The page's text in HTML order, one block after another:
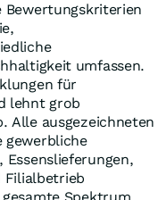
Bewertungskriterien
umfassen.
für
lehnt grob
Alle ausgezeichneten
gewerbliche
Essenslieferungen,
Filialbetrieb